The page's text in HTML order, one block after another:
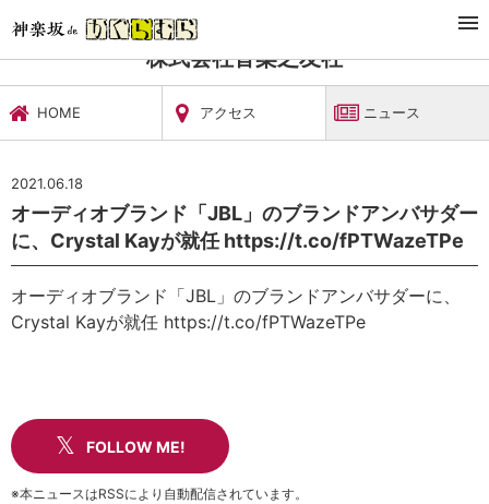
文化施設・ギャラリー
株式会社音楽之友社
HOME アクセス ニュース
2021.06.18
オーディオブランド「JBL」のブランドアンバサダー
に、Crystal Kayが就任 https://t.co/fPTWazeTPe
オーディオブランド「JBL」のブランドアンバサダーに、
Crystal Kayが就任 https://t.co/fPTWazeTPe
FOLLOW ME!
※本ニュースはRSSにより自動配信されています。